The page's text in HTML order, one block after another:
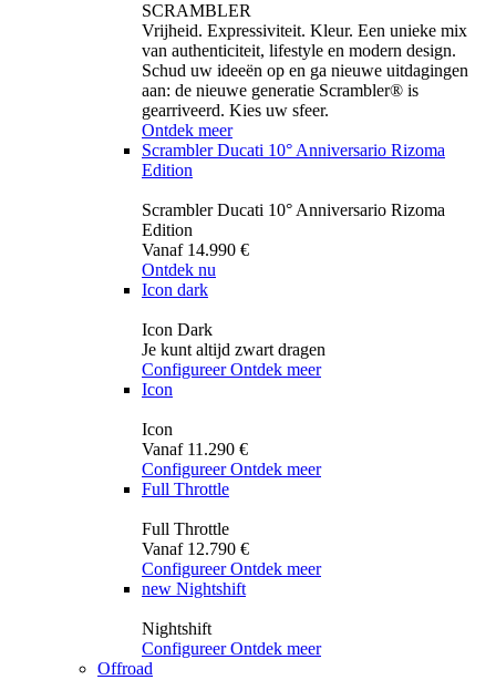
SCRAMBLER
Vrijheid. Expressiviteit. Kleur. Een unieke mix
van authenticiteit, lifestyle en modern design.
Schud uw ideeën op en ga nieuwe uitdagingen
aan: de nieuwe generatie Scrambler® is
gearriveerd. Kies uw sfeer.
Ontdek meer
Scrambler Ducati 10° Anniversario Rizoma
Edition
Scrambler Ducati 10° Anniversario Rizoma
Edition
Vanaf 14.990 €
Ontdek nu
Icon dark
Icon Dark
Je kunt altijd zwart dragen
Configureer Ontdek meer
Icon
Icon
Vanaf 11.290 €
Configureer Ontdek meer
Full Throttle
Full Throttle
Vanaf 12.790 €
Configureer Ontdek meer
new Nightshift
Nightshift
Configureer Ontdek meer
Offroad